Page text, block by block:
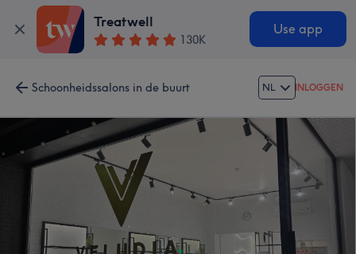
Treatwell
130K
Use app
Schoonheidssalons in de buurt NL INLOGGEN